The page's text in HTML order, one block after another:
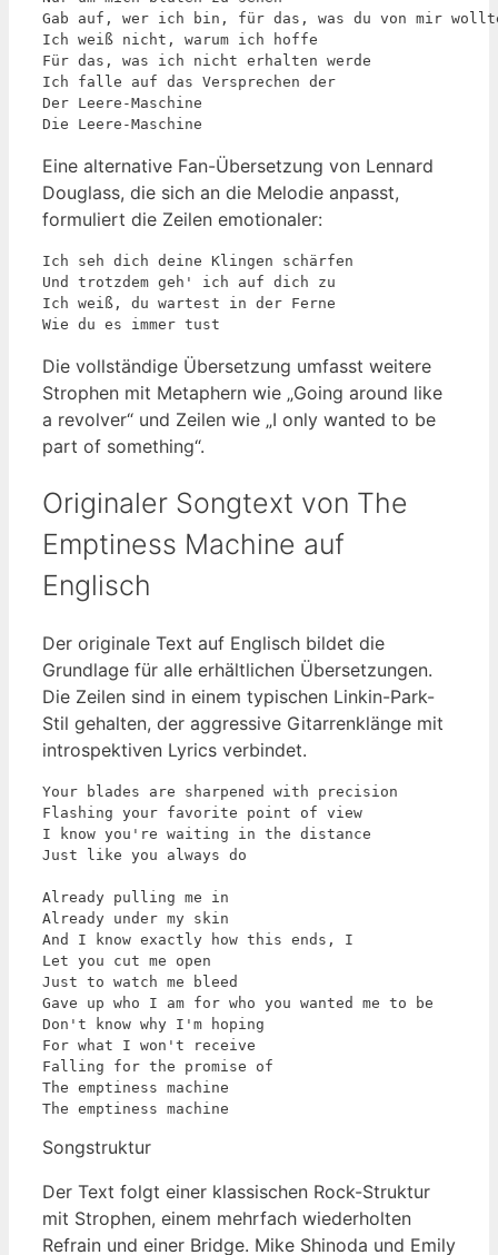
Gab auf, wer ich bin, für das, was du von mir
Ich weiß nicht, warum ich hoffe
Für das, was ich nicht erhalten werde
Ich falle auf das Versprechen der
Der Leere-Maschine
Die Leere-Maschine
Eine alternative Fan-Übersetzung von Lennard
Douglass, die sich an die Melodie anpasst,
formuliert die Zeilen emotionaler:
Ich seh dich deine Klingen schärfen
Und trotzdem geh' ich auf dich zu
Ich weiß, du wartest in der Ferne
Wie du es immer tust
Die vollständige Übersetzung umfasst weitere
Strophen mit Metaphern wie „Going around like
a revolver“ und Zeilen wie „I only wanted to be
part of something“.
Originaler Songtext von The
Emptiness Machine auf
Englisch
Der originale Text auf Englisch bildet die
Grundlage für alle erhältlichen Übersetzungen.
Die Zeilen sind in einem typischen Linkin-Park-
Stil gehalten, der aggressive Gitarrenklänge mit
introspektiven Lyrics verbindet.
Your blades are sharpened with precision
Flashing your favorite point of view
I know you're waiting in the distance
Just like you always do
Already pulling me in
Already under my skin
And I know exactly how this ends, I
Let you cut me open
Just to watch me bleed
Gave up who I am for who you wanted me to be
Don't know why I'm hoping
For what I won't receive
Falling for the promise of
The emptiness machine
The emptiness machine
Songstruktur
Der Text folgt einer klassischen Rock-Struktur
mit Strophen, einem mehrfach wiederholten
Refrain und einer Bridge. Mike Shinoda und Emily